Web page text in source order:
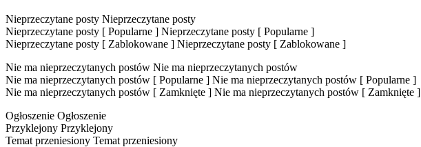
Nieprzeczytane posty Nieprzeczytane posty
Nieprzeczytane posty [ Popularne ] Nieprzeczytane posty [ Popularne ]
Nieprzeczytane posty [ Zablokowane ] Nieprzeczytane posty [ Zablokowane ]
Nie ma nieprzeczytanych postów Nie ma nieprzeczytanych postów
Nie ma nieprzeczytanych postów [ Popularne ] Nie ma nieprzeczytanych postów [ Popularne ]
Nie ma nieprzeczytanych postów [ Zamknięte ] Nie ma nieprzeczytanych postów [ Zamknięte ]
Ogłoszenie Ogłoszenie
Przyklejony Przyklejony
Temat przeniesiony Temat przeniesiony